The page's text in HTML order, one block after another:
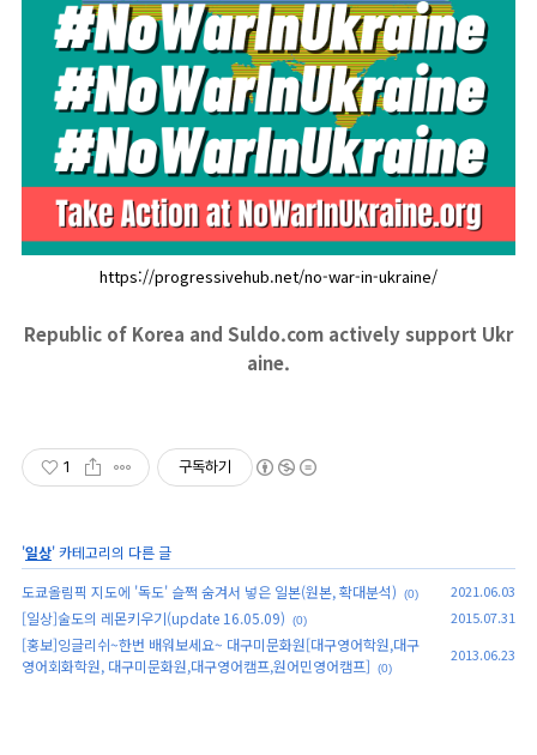
https://progressivehub.net/no-war-in-ukraine/
Republic of Korea and Suldo.com actively support Ukr
aine.
1 구독하기
'일상' 카테고리의 다른 글
도쿄올림픽 지도에 '독도' 슬쩍 숨겨서 넣은 일본(원본, 확대분석)
(0) 2021.06.03
[일상]술도의 레몬키우기(update 16.05.09) (0) 2015.07.31
[홍보]잉글리쉬~한번 배워보세요~ 대구미문화원[대구영어학원,대구
영어회화학원, 대구미문화원,대구영어캠프,원어민영어캠프]
(0)
2013.06.23